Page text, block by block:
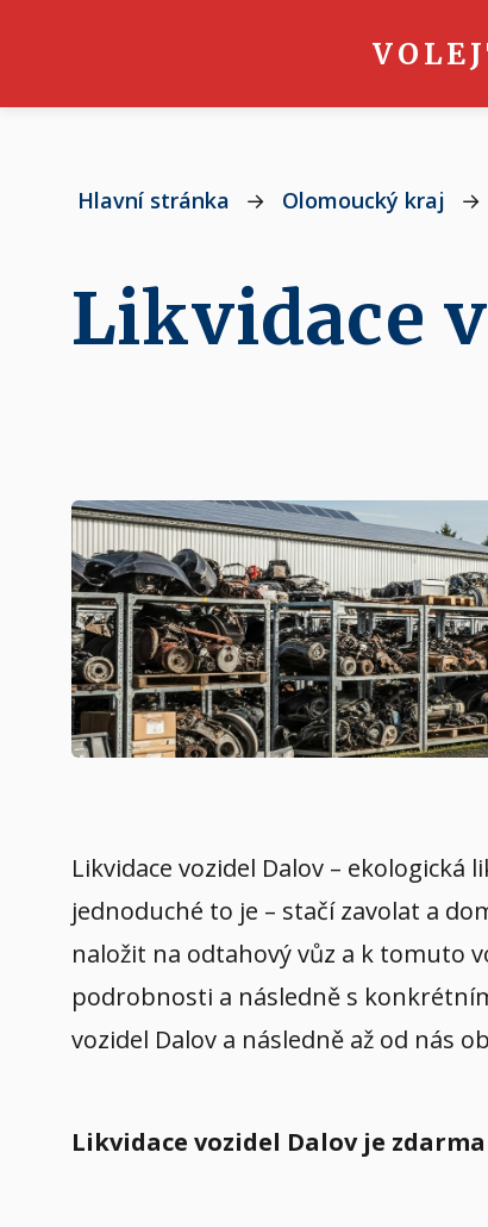
Hlavní stránka → Olomoucký kraj →
Likvidace
Likvidace vozidel Dalov – ekologická
jednoduché to je – stačí zavolat a
naložit na odtahový vůz a k tomuto
podrobnosti a následně s
vozidel Dalov a následně až od nás
Likvidace vozidel Dalov je